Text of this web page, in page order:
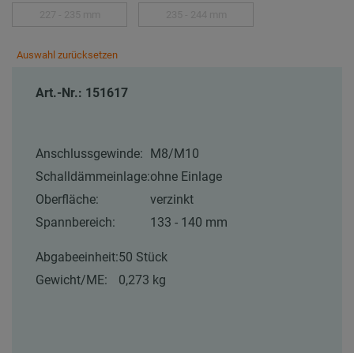
Auswahl zurücksetzen
Art.-Nr.: 151617
Anschlussgewinde:
M8/M10
Schalldämmeinlage:ohne Einlage
Oberfläche:
verzinkt
Spannbereich:
133 - 140 mm
Abgabeeinheit:50 Stück
Gewicht/ME:
0,273 kg